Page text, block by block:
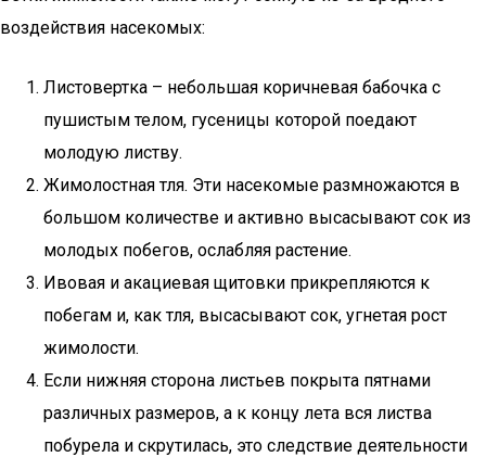
воздействия насекомых:
Листовертка – небольшая коричневая бабочка с
пушистым телом, гусеницы которой поедают
молодую листву.
Жимолостная тля. Эти насекомые размножаются в
большом количестве и активно высасывают сок из
молодых побегов, ослабляя растение.
Ивовая и акациевая щитовки прикрепляются к
побегам и, как тля, высасывают сок, угнетая рост
жимолости.
Если нижняя сторона листьев покрыта пятнами
различных размеров, а к концу лета вся листва
побурела и скрутилась, это следствие деятельности